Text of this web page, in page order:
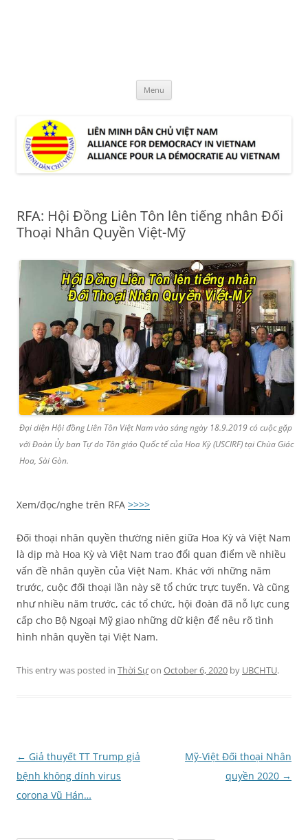
Menu
RFA: Hội Đồng Liên Tôn lên tiếng nhân Đối
Thoại Nhân Quyền Việt-Mỹ
Đại diện Hội đồng Liên Tôn Việt Nam vào sáng ngày 18.9.2019 có cuộc gặp
với Đoàn Ủy ban Tự do Tôn giáo Quốc tế của Hoa Kỳ (USCIRF) tại Chùa Giác
Hoa, Sài Gòn.
Xem/đọc/nghe trên RFA >>>>
Đối thoại nhân quyền thường niên giữa Hoa Kỳ và Việt Nam
là dịp mà Hoa Kỳ và Việt Nam trao đổi quan điểm về nhiều
vấn đề nhân quyền của Việt Nam. Khác với những năm
trước, cuộc đối thoại lần này sẽ tổ chức trực tuyến. Và cũng
như nhiều năm trước, các tổ chức, hội đoàn đã nỗ lực cung
cấp cho Bộ Ngoại Mỹ giao những dữ kiện để nêu rõ tình
hình nhân quyền tại Việt Nam.
This entry was posted in Thời Sựon October 6, 2020 by UBCHTU.
Post
navigation
← Giả thuyết TT Trump giả
bệnh không dính virus
corona Vũ Hán…
Mỹ-Việt Đối thoại Nhân
quyền 2020 →